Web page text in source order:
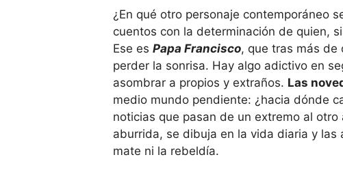
¿En qué otro personaje contemporáneo
cuentos con la determinación de quien,
Ese es Papa Francisco, que tras más de
perder la sonrisa. Hay algo adictivo en
asombrar a propios y extraños. Las
medio mundo pendiente: ¿hacia dónde
noticias que pasan de un extremo al
aburrida, se dibuja en la vida diaria y
mate ni la rebeldía.